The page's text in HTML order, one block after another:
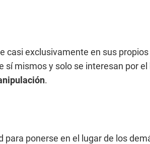
casi exclusivamente en sus
mismos y solo se interesan por
.
ponerse en el lugar de los